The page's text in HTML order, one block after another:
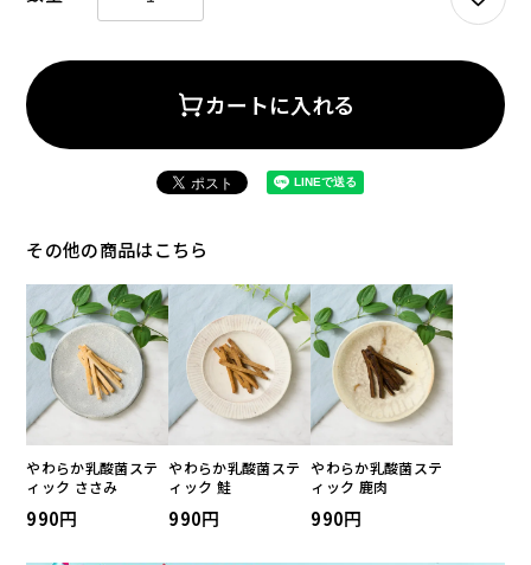
アウトレット カートに入れる
その他の商品はこちら
やわらか乳酸菌ステ
ィック ささみ
990
やわらか乳酸菌ステ
ィック 鮭
990
やわらか乳酸菌ステ
ィック 鹿肉
990